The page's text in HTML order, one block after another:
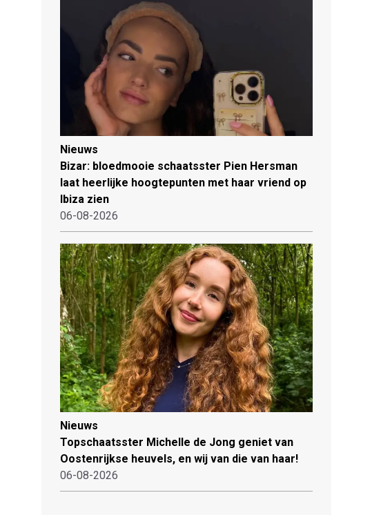
Nieuws
Bizar: bloedmooie schaatsster Pien Hersman
laat heerlijke hoogtepunten met haar vriend op
Ibiza zien
06-08-2026
Nieuws
Topschaatsster Michelle de Jong geniet van
Oostenrijkse heuvels, en wij van die van haar!
06-08-2026